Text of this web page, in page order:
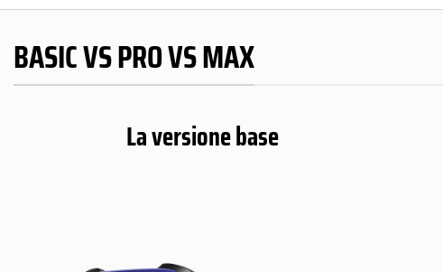
BASIC VS PRO VS MAX
La versione base